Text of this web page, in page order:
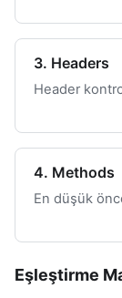
3. Headers
Header
4. Methods
En düşük
Eşleştirme